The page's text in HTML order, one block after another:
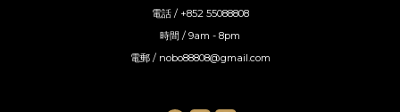
電話 / +852 55088808
時間 / 9am - 8pm
電郵 / nobo88808@gmail.com